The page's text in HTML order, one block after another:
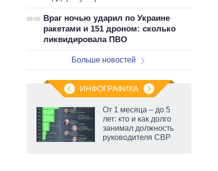
09:59
Враг ночью ударил по Украине
ракетами и 151 дроном: сколько
ликвидировала ПВО
Больше новостей
ИНФОГРАФИКА
От 1 месяца – до 5
лет: кто и как долго
занимал должность
руководителя СВР